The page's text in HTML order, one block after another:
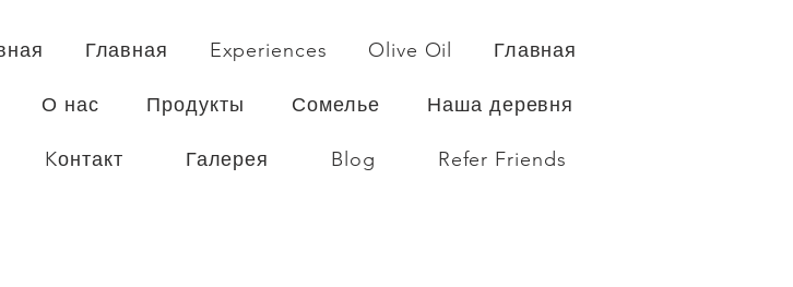
Главная Experiences Olive Oil Главная
О нас Продукты Сомелье Наша деревня
Kонтакт Галерея Blog Refer Friends